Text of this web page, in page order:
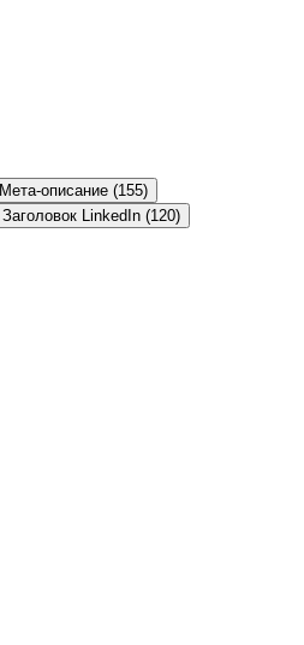
Мета-описание (155)
Заголовок LinkedIn (120)